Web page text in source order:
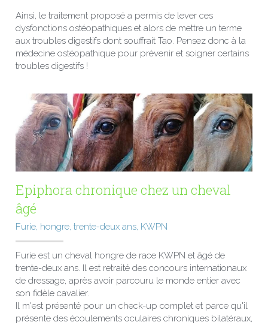
Ainsi, le traitement proposé a permis de lever ces
dysfonctions ostéopathiques et alors de mettre un terme
aux troubles digestifs dont souffrait Tao. Pensez donc à la
médecine ostéopathique pour prévenir et soigner certains
troubles digestifs !
Epiphora chronique chez un cheval
âgé
Furie, hongre, trente-deux ans, KWPN
Furie est un cheval hongre de race KWPN et âgé de
trente-deux ans. Il est retraité des concours internationaux
de dressage, après avoir parcouru le monde entier avec
son fidèle cavalier.
Il m'est présenté pour un check-up complet et parce qu'il
présente des écoulements oculaires chroniques bilatéraux,